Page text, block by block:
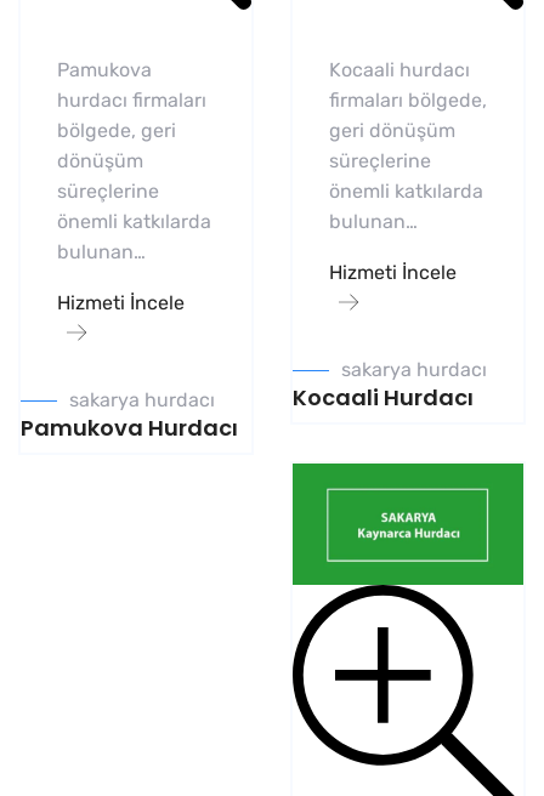
Pamukova
hurdacı firmaları
bölgede, geri
dönüşüm
süreçlerine
önemli katkılarda
bulunan…
Hizmeti İncele
sakarya hurdacı
Pamukova Hurdacı
Kocaali hurdacı
firmaları bölgede,
geri dönüşüm
süreçlerine
önemli katkılarda
bulunan…
Hizmeti İncele
sakarya hurdacı
Kocaali Hurdacı